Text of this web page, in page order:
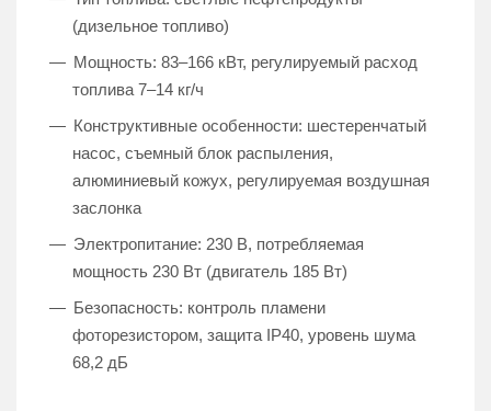
(дизельное топливо)
Мощность: 83–166 кВт, регулируемый расход
топлива 7–14 кг/ч
Конструктивные особенности: шестеренчатый
насос, съемный блок распыления,
алюминиевый кожух, регулируемая воздушная
заслонка
Электропитание: 230 В, потребляемая
мощность 230 Вт (двигатель 185 Вт)
Безопасность: контроль пламени
фоторезистором, защита IP40, уровень шума
68,2 дБ